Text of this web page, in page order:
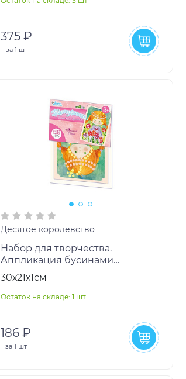
375 ₽
за 1 шт
Десятое королевство
Набор для творчества.
Аппликация бусинами
Жемчужинка "Принцесса Тоня"
(европодвес) арт.02695
30х21х1см
Остаток на складе: 1 шт
186 ₽
за 1 шт